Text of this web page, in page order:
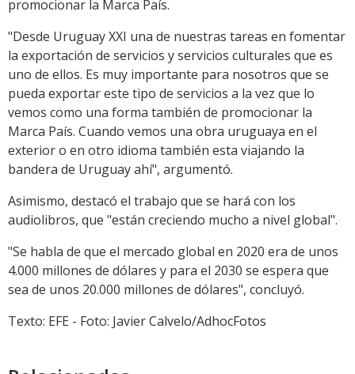
promocionar la Marca País.
"Desde Uruguay XXI una de nuestras tareas en fomentar
la exportación de servicios y servicios culturales que es
uno de ellos. Es muy importante para nosotros que se
pueda exportar este tipo de servicios a la vez que lo
vemos como una forma también de promocionar la
Marca País. Cuando vemos una obra uruguaya en el
exterior o en otro idioma también esta viajando la
bandera de Uruguay ahí", argumentó.
Asimismo, destacó el trabajo que se hará con los
audiolibros, que "están creciendo mucho a nivel global".
"Se habla de que el mercado global en 2020 era de unos
4.000 millones de dólares y para el 2030 se espera que
sea de unos 20.000 millones de dólares", concluyó.
Texto: EFE - Foto: Javier Calvelo/AdhocFotos